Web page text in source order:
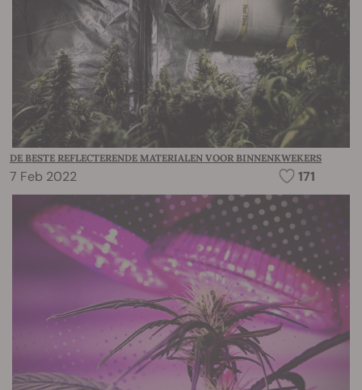
DE BESTE REFLECTERENDE MATERIALEN VOOR BINNENKWEKERS
7 Feb 2022 171